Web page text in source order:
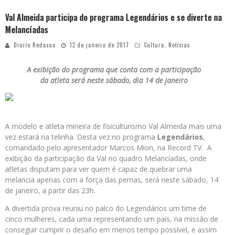
Val Almeida participa do programa Legendários e se diverte na
Melancíadas
Diario Redacao 12 de janeiro de 2017 Cultura Notícias
A exibição do programa que conta com a participação
da atleta será neste sábado, dia 14 de janeiro
A modelo e atleta mineira de fisiculturismo Val Almeida mais uma
vez estará na telinha. Desta vez no programa Legendários,
comandado pelo apresentador Marcos Mion, na Record TV. A
exibição da participação da Val no quadro Melancíadas, onde
atletas disputam para ver quem é capaz de quebrar uma
melancia apenas com a força das pernas, será neste sábado, 14
de janeiro, a partir das 23h.
A divertida prova reuniu no palco do Legendários um time de
cinco mulheres, cada uma representando um país, na missão de
conseguir cumprir o desafio em menos tempo possível, e assim